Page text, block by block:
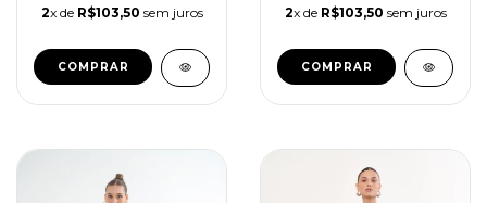
2x de R$103,50 sem juros
COMPRAR
2x de R$103,50 sem juros
COMPRAR